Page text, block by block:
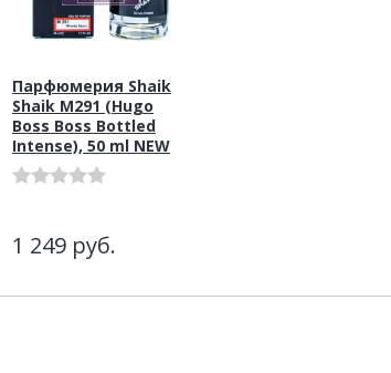
Парфюмерия Shaik
Shaik M291 (Hugo
Boss Boss Bottled
Intense), 50 ml NEW
1 249 руб.